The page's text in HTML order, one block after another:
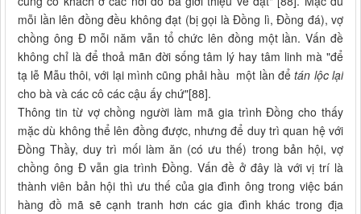
mỗi lần lên đồng đều không đạt (bị gọi là Đồng lì, Đồng đá), vợ
chồng ông Đ mỗi năm vẫn tổ chức lên đồng một lần. Vấn đề
không chỉ là để thoả mãn đời sống tâm lý hay tâm linh mà "để
tạ lễ Mẫu thôi, với lại mình cũng phải hầu một lần đểtán lộc lại
cho bà và các cô các cậu ấy chứ"[88].
Thông tin từ vợ chồng người làm mã gia trình Đồng cho thấy
mặc dù không thể lên đồng được, nhưng để duy trì quan hệ với
Đồng Thầy, duy trì mối làm ăn (có ưu thế) trong bản hội, vợ
chồng ông Đ vẫn gia trình Đồng. Vấn đề ở đây là với vị trí là
thành viên bản hội thì ưu thế của gia đình ông trong việc bán
hàng đồ mã sẽ cạnh tranh hơn các gia đình khác trong địa